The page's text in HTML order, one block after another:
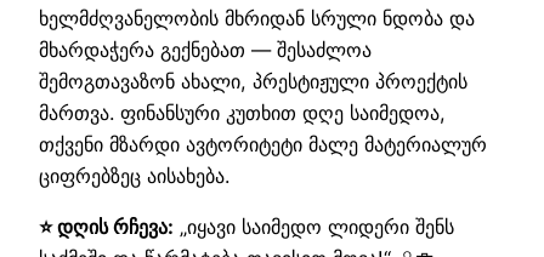
ხელმძღვანელობის მხრიდან სრული ნდობა და
მხარდაჭერა გექნებათ — შესაძლოა
შემოგთავაზონ ახალი, პრესტიჟული პროექტის
მართვა. ფინანსური კუთხით დღე საიმედოა,
თქვენი მზარდი ავტორიტეტი მალე მატერიალურ
ციფრებზეც აისახება.
⭐ დღის რჩევა: „იყავი საიმედო ლიდერი შენს